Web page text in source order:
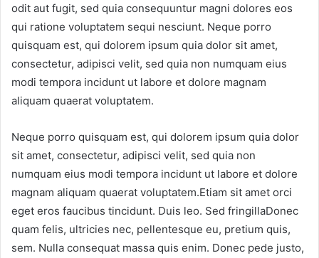
odit aut fugit, sed quia consequuntur magni dolores eos
qui ratione voluptatem sequi nesciunt. Neque porro
quisquam est, qui dolorem ipsum quia dolor sit amet,
consectetur, adipisci velit, sed quia non numquam eius
modi tempora incidunt ut labore et dolore magnam
aliquam quaerat voluptatem.
Neque porro quisquam est, qui dolorem ipsum quia dolor
sit amet, consectetur, adipisci velit, sed quia non
numquam eius modi tempora incidunt ut labore et dolore
magnam aliquam quaerat voluptatem.Etiam sit amet orci
eget eros faucibus tincidunt. Duis leo. Sed fringillaDonec
quam felis, ultricies nec, pellentesque eu, pretium quis,
sem. Nulla consequat massa quis enim. Donec pede justo,